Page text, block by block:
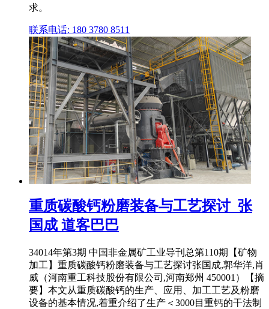
求。
联系电话: 180 3780 8511
重质碳酸钙粉磨装备与工艺探讨_张
国成 道客巴巴
34014年第3期 中国非金属矿工业导刊总第110期【矿物
加工】重质碳酸钙粉磨装备与工艺探讨张国成,郭华洋,肖
威（河南重工科技股份有限公司,河南郑州 450001）【摘
要】本文从重质碳酸钙的生产、应用、加工工艺及粉磨
设备的基本情况,着重介绍了生产＜3000目重钙的干法制